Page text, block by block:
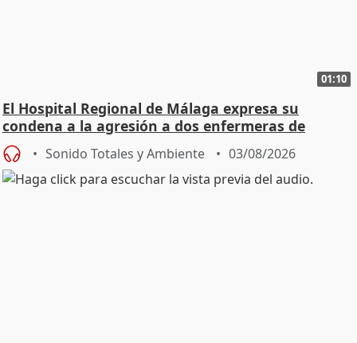
01:10
El Hospital Regional de Málaga expresa su
condena a la agresión a dos enfermeras de
Urgencias
Sonido Totales y Ambiente 03/08/2026